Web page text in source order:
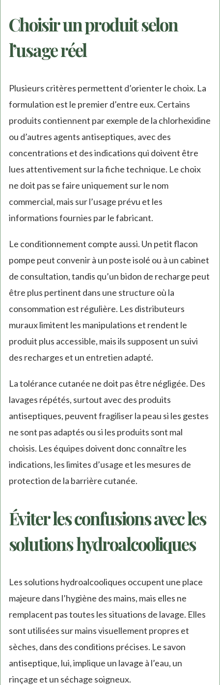
Choisir un produit selon
l’usage réel
Plusieurs critères permettent d’orienter le choix. La
formulation est le premier d’entre eux. Certains
produits contiennent par exemple de la chlorhexidine
ou d’autres agents antiseptiques, avec des
concentrations et des indications qui doivent être
lues attentivement sur la fiche technique. Le choix
ne doit pas se faire uniquement sur le nom
commercial, mais sur l’usage prévu et les
informations fournies par le fabricant.
Le conditionnement compte aussi. Un petit flacon
pompe peut convenir à un poste isolé ou à un cabinet
de consultation, tandis qu’un bidon de recharge peut
être plus pertinent dans une structure où la
consommation est régulière. Les distributeurs
muraux limitent les manipulations et rendent le
produit plus accessible, mais ils supposent un suivi
des recharges et un entretien adapté.
La tolérance cutanée ne doit pas être négligée. Des
lavages répétés, surtout avec des produits
antiseptiques, peuvent fragiliser la peau si les gestes
ne sont pas adaptés ou si les produits sont mal
choisis. Les équipes doivent donc connaître les
indications, les limites d’usage et les mesures de
protection de la barrière cutanée.
Éviter les confusions avec les
solutions hydroalcooliques
Les solutions hydroalcooliques occupent une place
majeure dans l’hygiène des mains, mais elles ne
remplacent pas toutes les situations de lavage. Elles
sont utilisées sur mains visuellement propres et
sèches, dans des conditions précises. Le savon
antiseptique, lui, implique un lavage à l’eau, un
rinçage et un séchage soigneux.